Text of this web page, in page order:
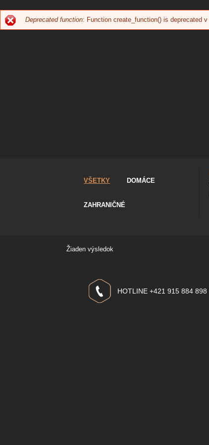
CHYBOVÁ
Deprecated function: Function create_function() is deprecated v
VŠETKY DOMÁCE
ZAHRANIČNÉ
Žiaden výsledok
HOTLINE +421 915 884 898